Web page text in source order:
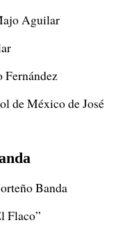
Aguilar
Fernández
de México de José
Banda
Flaco”